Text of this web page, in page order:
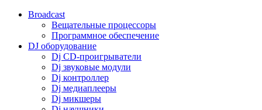
Broadcast
Вещательные процессоры
Программное обеспечение
DJ оборудование
Dj CD-проигрыватели
Dj звуковые модули
Dj контроллер
Dj медиаплееры
Dj микшеры